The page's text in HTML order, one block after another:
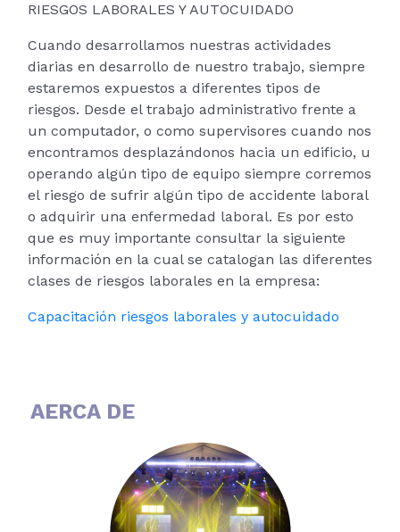
AERCA DE
RIESGOS LABORALES Y AUTOCUIDADO
Cuando desarrollamos nuestras actividades
diarias en desarrollo de nuestro trabajo, siempre
estaremos expuestos a diferentes tipos de
riesgos. Desde el trabajo administrativo frente a
un computador, o como supervisores cuando nos
encontramos desplazándonos hacia un edificio, u
operando algún tipo de equipo siempre corremos
el riesgo de sufrir algún tipo de accidente laboral
o adquirir una enfermedad laboral. Es por esto
que es muy importante consultar la siguiente
información en la cual se catalogan las diferentes
clases de riesgos laborales en la empresa:
Capacitación riesgos laborales y autocuidado